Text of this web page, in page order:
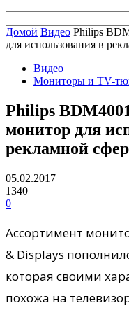
Домой Видео Philips
для использования в
Видео
Мониторы и TV-
Philips
монитор для
рекламной
05.02.2017
1340
0
Ассортимент
& Displays
которая своими
похожа на